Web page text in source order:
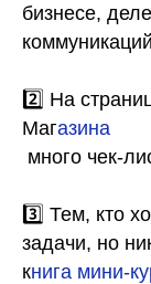
бизнесе,
2️⃣ На
Магазина
много чек-
3️⃣ Тем, кто
задачи, но
книга мини-